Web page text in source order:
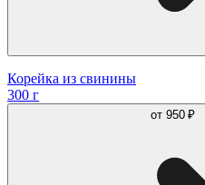
Корейка из свинины
300 г
от 950 ₽